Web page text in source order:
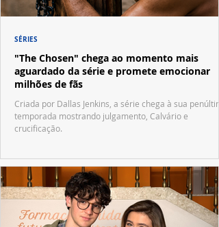
"The Chosen" chega ao momento mais
aguardado da série e promete emocionar
milhões de fãs
Criada por Dallas Jenkins, a série chega à sua
temporada mostrando julgamento, Calvário e
crucificação.
SÉRIES